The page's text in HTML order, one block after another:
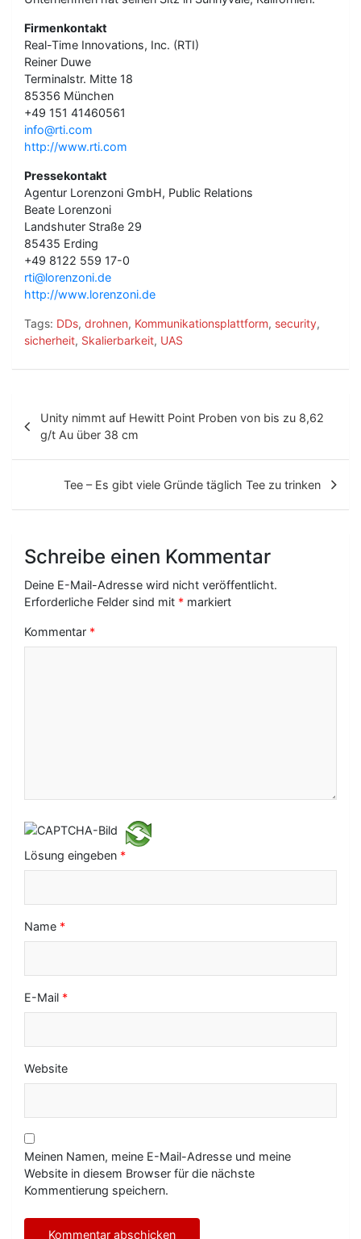
Firmenkontakt
Real-Time Innovations, Inc. (RTI)
Reiner Duwe
Terminalstr. Mitte 18
85356 München
+49 151 41460561
info@rti.com
http://www.rti.com
Pressekontakt
Agentur Lorenzoni GmbH, Public Relations
Beate Lorenzoni
Landshuter Straße 29
85435 Erding
+49 8122 559 17-0
rti@lorenzoni.de
http://www.lorenzoni.de
Tags: DDs, drohnen, Kommunikationsplattform, security,
sicherheit, Skalierbarkeit, UAS
e
i
r
g
N
o
n
Unity nimmt auf Hewitt Point Proben von bis zu 8,62
g/t Au über 38 cm
Tee – Es gibt viele Gründe täglich Tee zu trinken
Schreibe einen Kommentar
Deine E-Mail-Adresse wird nicht veröffentlicht.
Erforderliche Felder sind mit * markiert
Kommentar *
Lösung eingeben *
Name *
E-Mail *
Website
Meinen Namen, meine E-Mail-Adresse und meine
Website in diesem Browser für die nächste
Kommentierung speichern.